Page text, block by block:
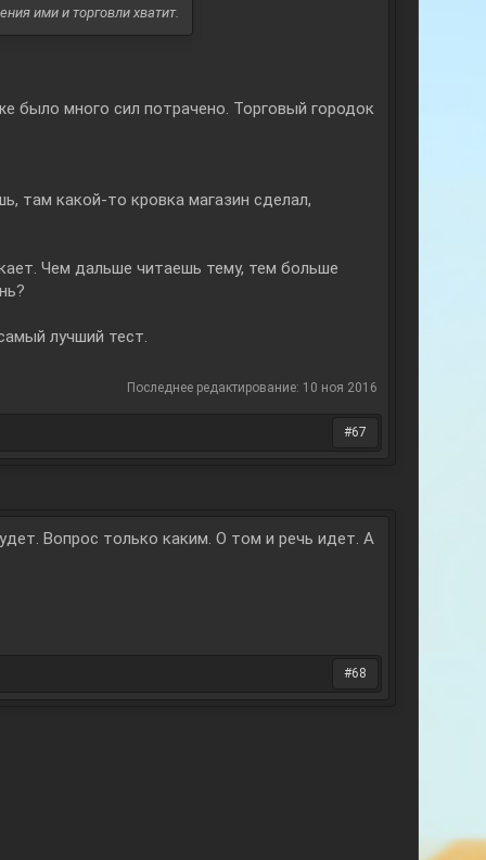
ими и торговли хватит.
было много сил потрачено. Торговый городок
там какой-то кровка магазин сделал,
Чем дальше читаешь тему, тем больше
лучший тест.
Последнее редактирование: 10 ноя 2016
#67
Вопрос только каким. О том и речь идет. А
#68